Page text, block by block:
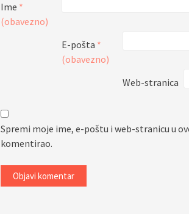
Ime *
(obavezno)
E-pošta *
(obavezno)
Web-stranica
Spremi moje ime, e-poštu i web-stranicu u
komentirao.